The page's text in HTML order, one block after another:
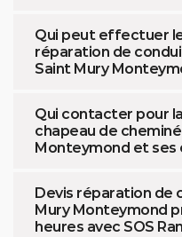
Qui peut effectuer
réparation de
Saint Mury
Qui contacter pour
chapeau de
Monteymond et ses
Devis réparation de
Mury Monteymond
heures avec SOS